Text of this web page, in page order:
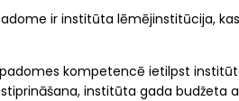
ir institūta lēmējinstitūcija,
kompetencē ietilpst
institūta gada budžeta